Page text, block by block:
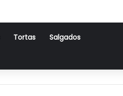
Tortas Salgados